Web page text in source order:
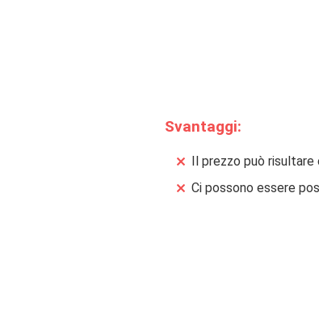
Svantaggi:
Il prezzo può
Ci possono essere